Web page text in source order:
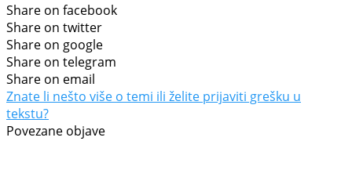
Share on facebook
Share on twitter
Share on google
Share on telegram
Share on email
Znate li nešto više o temi ili želite prijaviti grešku u
tekstu?
Povezane objave